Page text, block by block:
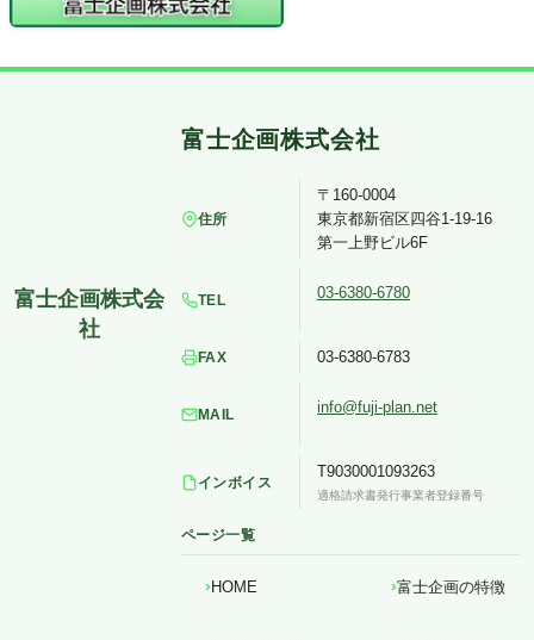
住所
〒160-0004
東京都新宿区四谷1-19-16
第一上野ビル6F
TEL 03-6380-6780
FAX 03-6380-6783
MAIL info@fuji-plan.net
インボイス
T9030001093263
適格請求書発行事業者登録番号
ページ一覧
HOME 富士企画の特徴